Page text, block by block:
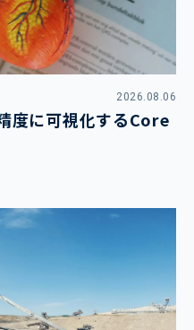
2026.08.06
度に可視化するCore